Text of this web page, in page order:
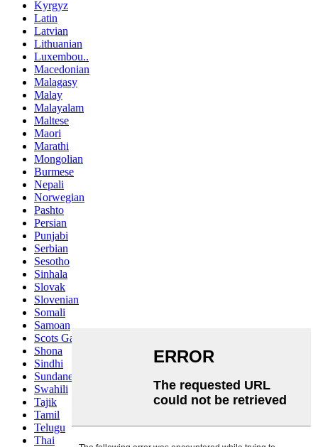
Kyrgyz
Latin
Latvian
Lithuanian
Luxembou..
Macedonian
Malagasy
Malay
Malayalam
Maltese
Maori
Marathi
Mongolian
Burmese
Nepali
Norwegian
Pashto
Persian
Punjabi
Serbian
Sesotho
Sinhala
Slovak
Slovenian
Somali
Samoan
Scots Gaelic
Shona
Sindhi
Sundanese
Swahili
Tajik
Tamil
Telugu
Thai